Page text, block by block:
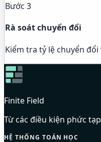
Bước 3
Rà soát chuyển đổi
Kiểm tra tỷ lệ chuyển
Finite Field
Từ các điều kiện phức
HỆ THỐNG TOÁN HỌC